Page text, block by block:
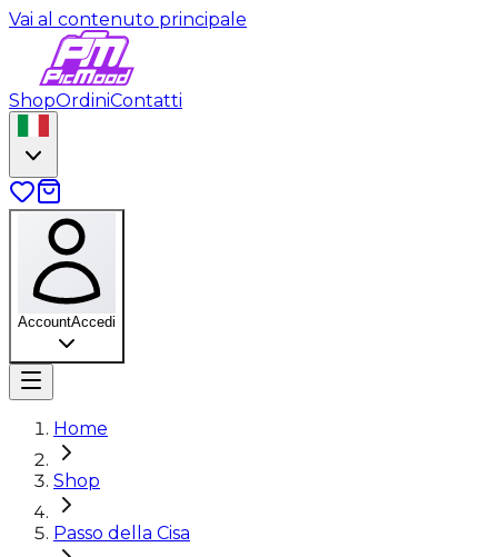
Vai al contenuto principale
ShopOrdiniContatti
AccountAccedi
Home
Shop
Passo della Cisa